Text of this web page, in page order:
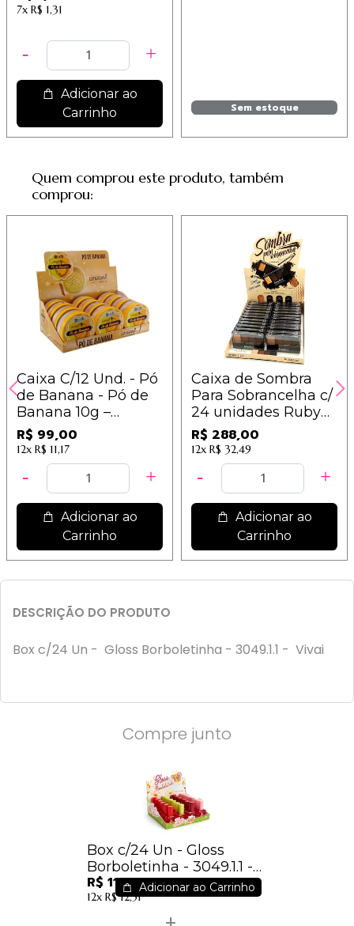
7x R$ 1,31
Adicionar ao
Carrinho
Sem estoque
Quem comprou este produto, também
comprou:
Caixa C/12 Und. - Pó
de Banana - Pó de
Banana 10g –
Ludurana - B00024
R$ 99,00
12x R$ 11,17
Adicionar ao
Carrinho
Caixa de Sombra
Para Sobrancelha c/
24 unidades Ruby
Rose Hb-9354
R$ 288,00
12x R$ 32,49
Adicionar ao
Carrinho
DESCRIÇÃO DO PRODUTO
Box c/24 Un - Gloss Borboletinha - 3049.1.1 - Vivai
Compre junto
Box c/24 Un - Gloss
Borboletinha - 3049.1.1 -
Vivai / 4,62
R$ 110,88
12x R$ 12,51
Adicionar ao Carrinho